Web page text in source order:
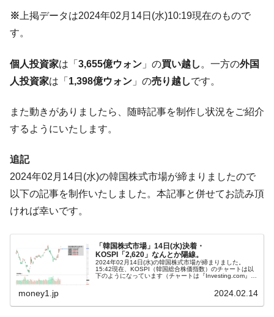
する差別。許してはおかぬ
『Money1』
『Money1』
業績「史上最高益」当期純利益は前年同期比13.4倍に。
『Money1』
韓国･加徳島新国際空港「またも暗礁」の危
機 ⇒ 10.7兆では損が出るからできない。
日(水)もサイドカー・サーキットブレイカーの二段コンボ
発動！
『Money1』
IT産業は人を雇用する効果は低い。全産業の
半分未満しか雇用を生まない
のは政界の責任だ」
『Money1』
韓国「2026年1Q 資金循環統計」面白い結果
に。
『Money1』
韓国化学企業最大手『ロッテケミカル』純
※ 上掲データは2024年02月14日(水)10:19現在のもので
す。
個人投資家は「 3,655億ウォン 」の買い越し 。一方の外国
人投資家は「 1,398億ウォン 」の売り越しです。
また動きがありましたら、随時記事を制作し状況をご紹介
するようにいたします。
追記
2024年02月14日(水)の韓国株式市場が締まりましたので
以下の記事を制作いたしました。本記事と併せてお読み頂
ければ幸いです。
「韓国株式市場」14日(水)決着・
KOSPI「2,620」なんとか陽線。
2024年02月14日(水)の韓国株式市場が締まりました。
15:42現在、KOSPI（韓国総合株価指数）のチャートは以
下のようになっています（チャートは『Investing.com』よ
money1.jp 2024.02.14